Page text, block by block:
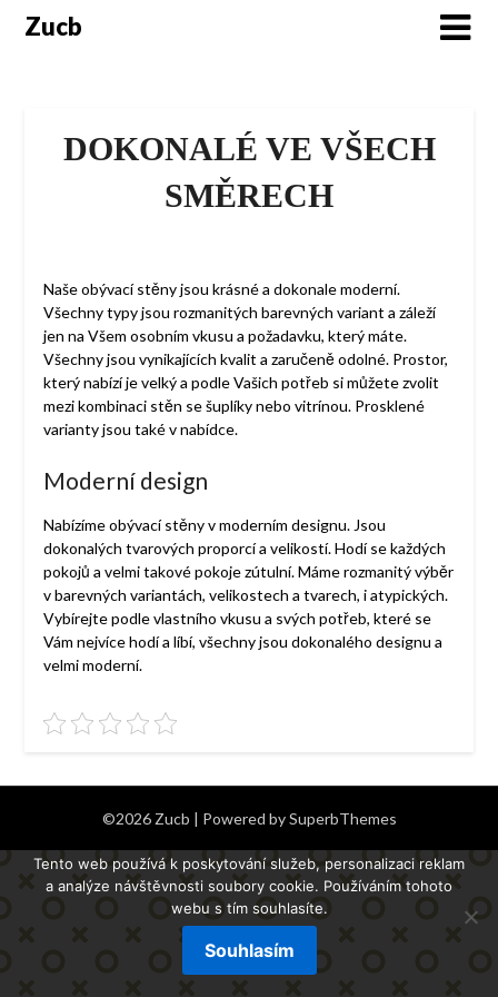
SkipZucb
DOKONALÉ VE VŠECH
SMĚRECH
Našeobývací stěnyjsou krásné a dokonale moderní.
Všechny typy jsou rozmanitých barevných variant a záleží
jen na Všem osobním vkusu a požadavku, který máte.
Všechny jsou vynikajících kvalit a zaručeně odolné. Prostor,
který nabízí je velký a podle Vašich potřeb si můžete zvolit
mezi kombinaci stěn se šuplíky nebo vitrínou. Prosklené
varianty jsou také v nabídce.
Moderní design
Nabízíme obývací stěny v moderním designu. Jsou
dokonalých tvarových proporcí a velikostí. Hodí se každých
pokojů a velmi takové pokoje zútulní. Máme rozmanitý výběr
v barevných variantách, velikostech a tvarech, i atypických.
Vybírejte podle vlastního vkusu a svých potřeb, které se
Vám nejvíce hodí a líbí, všechny jsou dokonalého designu a
velmi moderní.
©2026 Zucb | Powered bySuperbThemes
Tento web používá k poskytování služeb, personalizaci reklam
a analýze návštěvnosti soubory cookie. Používáním tohoto
webu s tím souhlasíte.
Souhlasím